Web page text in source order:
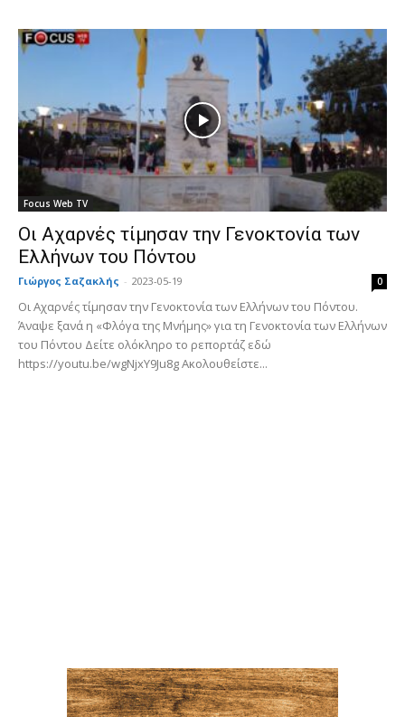
Focus Web TV
Οι Αχαρνές τίμησαν την Γενοκτονία των
Ελλήνων του Πόντου
Γιώργος Σαζακλής - 2023-05-19 0
Οι Αχαρνές τίμησαν την Γενοκτονία των Ελλήνων του Πόντου.
Άναψε ξανά η «Φλόγα της Μνήμης» για τη Γενοκτονία των Ελλήνων
του Πόντου Δείτε ολόκληρο το ρεπορτάζ εδώ
https://youtu.be/wgNjxY9Ju8g Ακολουθείστε...